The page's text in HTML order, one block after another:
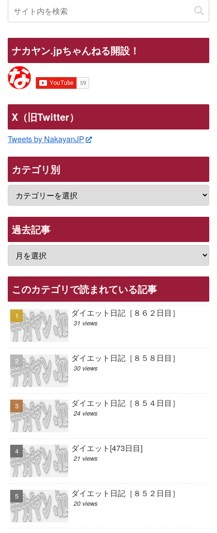
ナカヤン.jpちゃんねる開設！
X（旧Twitter）
Tweets by NakayanJP
カテゴリ別
過去記事
このカテゴリで読まれている記事
ダイエット日記［８６２日目］
31 views
ダイエット日記［８５８日目］
30 views
ダイエット日記［８５４日目］
24 views
ダイエット[473日目]
21 views
ダイエット日記［８５２日目］
20 views